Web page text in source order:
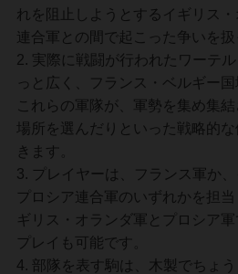
れを阻止しようとするイギリス
連合軍との間で起こった争いを扱
実際に戦闘が行われたワーテ
っと広く、フランス・ベルギー
これらの軍隊が、軍勢を集め集
場所を選んだりといった戦略的
きます。
プレイヤーは、フランス軍か
プロシア連合軍のいずれかを担
ギリス・オランダ軍とプロシア
プレイも可能です。
部隊を表す駒は、木製でちょ